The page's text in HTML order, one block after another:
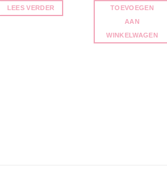
was:
€12,95.
is:
€2,00.
LEES VERDER
was: is:
TOEVOEGEN
AAN
WINKELWAGEN